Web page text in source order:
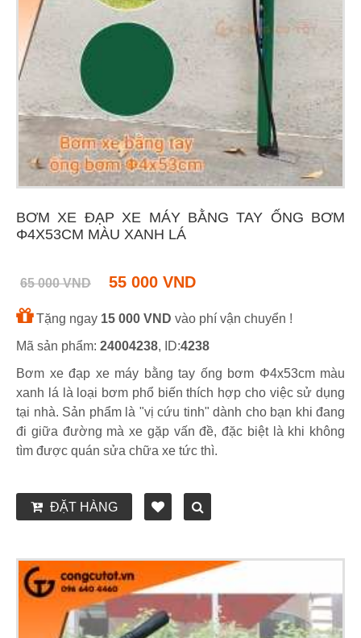
BƠM XE ĐẠP XE MÁY BẰNG TAY ỐNG BƠM
Φ4X53CM MÀU XANH LÁ
65 000 VND 55 000 VND
Tặng ngay 15 000 VND vào phí vận chuyển !
Mã sản phẩm: 24004238, ID:4238
Bơm xe đạp xe máy bằng tay ống bơm Φ4x53cm màu
xanh lá là loại bơm phổ biến thích hợp cho việc sử dụng
tại nhà. Sản phẩm là "vị cứu tinh" dành cho bạn khi đang
đi giữa đường mà xe gặp vấn đề, đặc biệt là khi không
tìm được quán sửa chữa xe tức thì.
ĐẶT HÀNG